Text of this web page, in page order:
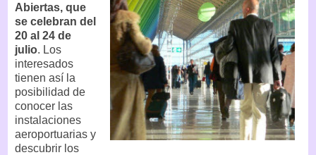
Abiertas, que
se celebran del
20 al 24 de
julio. Los
interesados
tienen así la
posibilidad de
conocer las
instalaciones
aeroportuarias y
descubrir los